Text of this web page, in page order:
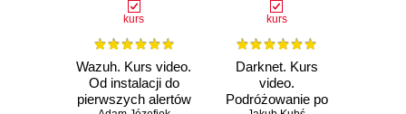
kurs
Wazuh. Kurs video.
Od instalacji do
pierwszych alertów
kurs
Darknet. Kurs
video.
Podróżowanie po